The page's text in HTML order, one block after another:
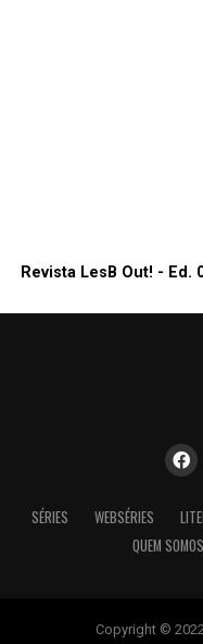
Revista LesB Out! - Ed.
SÉRIES WEBSÉRIES
QUEM SOMOS
Copyright ©